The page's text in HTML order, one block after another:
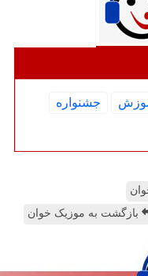
جشنواره
بازگشت به موزیک خوان